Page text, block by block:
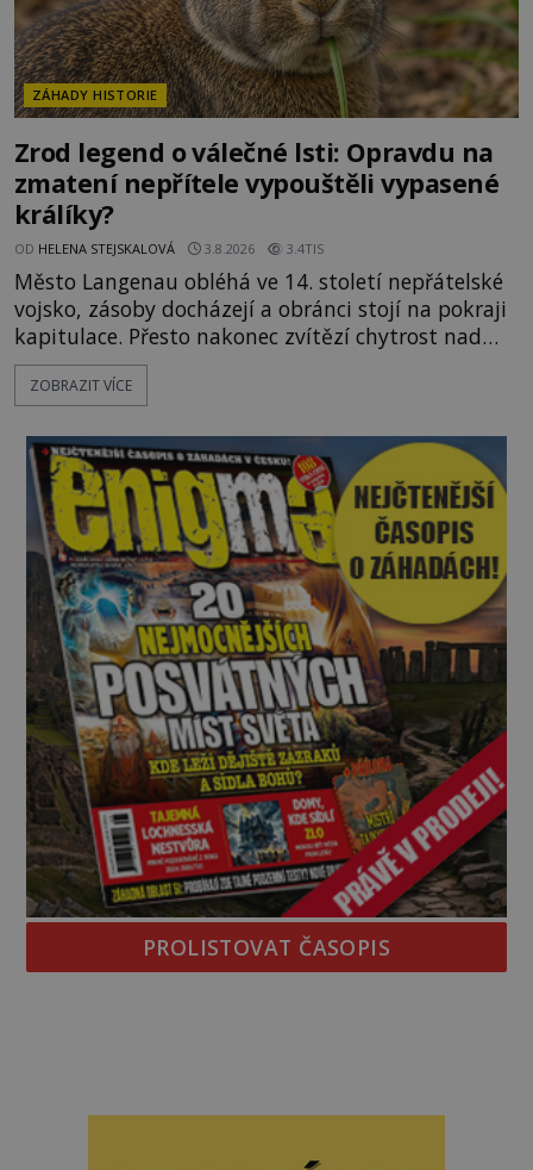
ZÁHADY HISTORIE
Zrod legend o válečné lsti: Opravdu na
zmatení nepřítele vypouštěli vypasené
králíky?
OD HELENA STEJSKALOVÁ 3.8.2026 3.4TIS
Město Langenau obléhá ve 14. století nepřátelské
vojsko, zásoby docházejí a obránci stojí na pokraji
kapitulace. Přesto nakonec zvítězí chytrost nad
hrubou silou. Podle staré německé legendy vypustí
obyvatelé za hradby dobře živeného králíka, aby
dost. Čas pracuje pro obléhatele. Ve městě ubývají
zásoby a každý den znamená další porci strádá
ZOBRAZIT VÍCE
PROLISTOVAT ČASOPIS